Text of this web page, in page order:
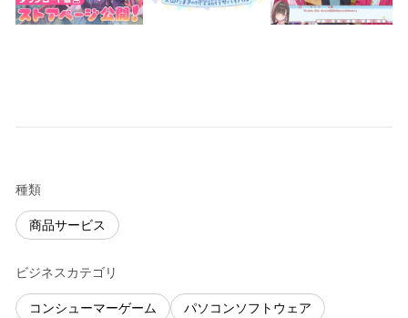
種類
商品サービス
ビジネスカテゴリ
コンシューマーゲーム パソコンソフトウェア